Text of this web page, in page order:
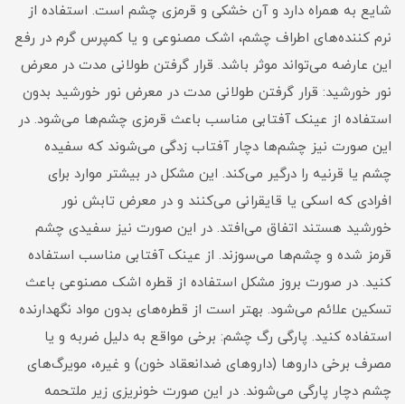
شایع به همراه دارد و آن خشکی و قرمزی چشم است. استفاده از
نرم کننده‌های اطراف چشم، اشک مصنوعی و یا کمپرس گرم در رفع
این عارضه می‌تواند موثر باشد. قرار گرفتن طولانی مدت در معرض
نور خورشید: قرار گرفتن طولانی مدت در معرض نور خورشید بدون
استفاده از عینک آفتابی مناسب باعث قرمزی چشم‌ها می‌شود. در
این صورت نیز چشم‌ها دچار آفتاب زدگی می‌شوند که سفیده
چشم یا قرنیه را درگیر می‌کند. این مشکل در بیشتر موارد برای
افرادی که اسکی یا قایقرانی می‌کنند و در معرض تابش نور
خورشید هستند اتفاق می‌افتد. در این صورت نیز سفیدی چشم
قرمز شده و چشم‌ها می‌سوزند. از عینک آفتابی مناسب استفاده
کنید. در صورت بروز مشکل استفاده از قطره اشک مصنوعی باعث
تسکین علائم می‌شود. بهتر است از قطره‌های بدون مواد نگهدارنده
استفاده کنید. پارگی رگ چشم: برخی مواقع به دلیل ضربه و یا
مصرف برخی دارو‌ها (دارو‌های ضدانعقاد خون) و غیره، مویرگ‌های
چشم دچار پارگی می‌شوند. در این صورت خونریزی زیر ملتحمه